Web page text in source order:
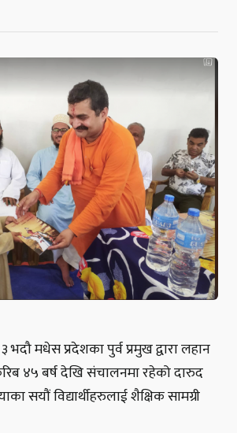
मधेस प्रदेशका पुर्व प्रमुख द्वारा लहान
४५ बर्ष देखि संचालनमा रहेको दारुद
सयौं विद्यार्थीहरुलाई शैक्षिक सामग्री